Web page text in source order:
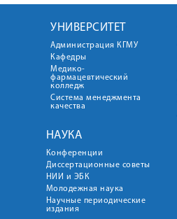
УНИВЕРСИТЕТ
Администрация КГМУ
Кафедры
Медико-
фармацевтический
колледж
Система менеджмента
качества
НАУКА
Конференции
Диссертационные советы
НИИ и ЭБК
Молодежная наука
Научные периодические
издания